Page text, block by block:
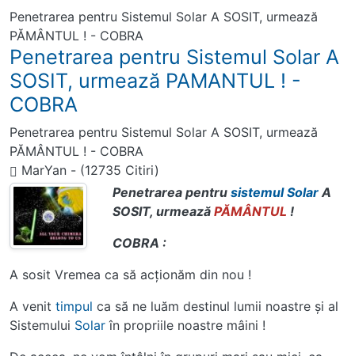
Penetrarea pentru Sistemul Solar A SOSIT, urmează
PĂMÂNTUL ! - COBRA
Penetrarea pentru Sistemul Solar A
SOSIT, urmează PAMANTUL ! -
COBRA
Penetrarea pentru Sistemul Solar A SOSIT, urmează
PĂMÂNTUL ! - COBRA
MarYan - (12735 Citiri)
Penetrarea pentrusistemul SolarA
SOSIT, urmeazăPĂMÂNTUL !
COBRA :
A sosit Vremea ca să acţionăm din nou !
A venit timpul ca să ne luăm destinul lumii noastre şi al
Sistemului Solar în propriile noastre mâini !